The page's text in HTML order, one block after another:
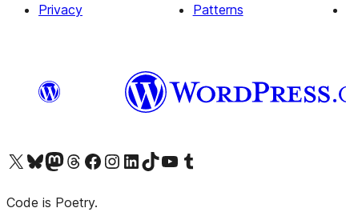
Privacy
Patterns
Visit our X (formerly Twitter) account
ഞങ്ങളുടെ ബ്ലൂസ്കൈ അക്കൗണ്ട് സന്ദർശിക്കുക
Visit our Mastodon account
ഞങ്ങളുടെ ത്രെഡ്സ് അക്കൗണ്ട് സന്ദർശിക്കുക
Visit our Facebook pageVisit our Instagram account
Visit our LinkedIn account
ഞങ്ങളുടെ ടിക് ടോക് അക്കൗണ്ട് സന്ദർശിക്കുക
Visit our YouTube channel
ഞങ്ങളുടെ ടംബ്ലർ അക്കൗണ്ട് സന്ദർശിക്കുക
Code is Poetry.